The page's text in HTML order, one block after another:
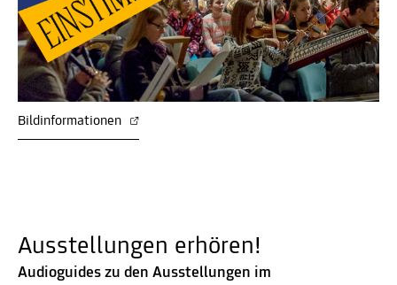
Bildinformationen
Ausstellungen erhören!
Audioguides zu den Ausstellungen im